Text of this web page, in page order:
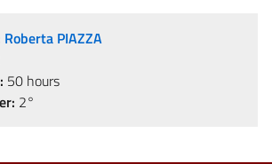
Roberta PIAZZA
50 hours
2°